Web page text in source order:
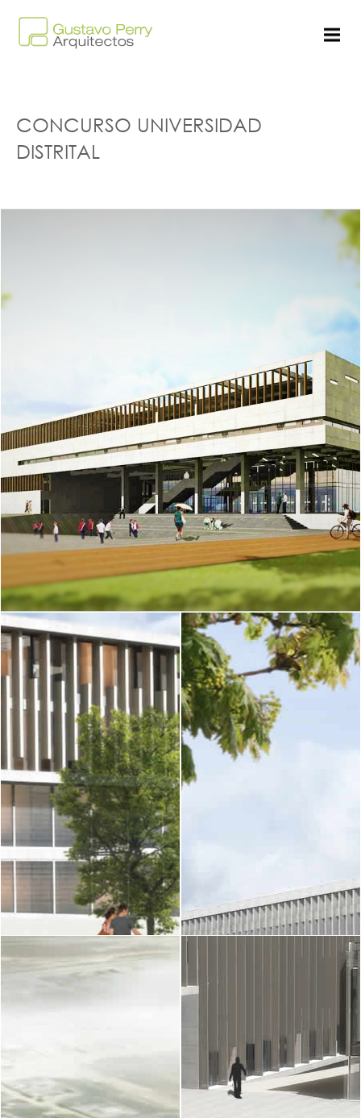
CONCURSO UNIVERSIDAD
DISTRITAL